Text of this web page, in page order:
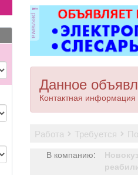
магнитол,
электроусилителей
руля,
многофункциональных
дисплеев, и многого
другого. Быстро,
качественно, недорого!
Точная стоимость
ремонта определяется
после осмотра
реклама
Данное
Контактная информация
работа требуется
В компанию: